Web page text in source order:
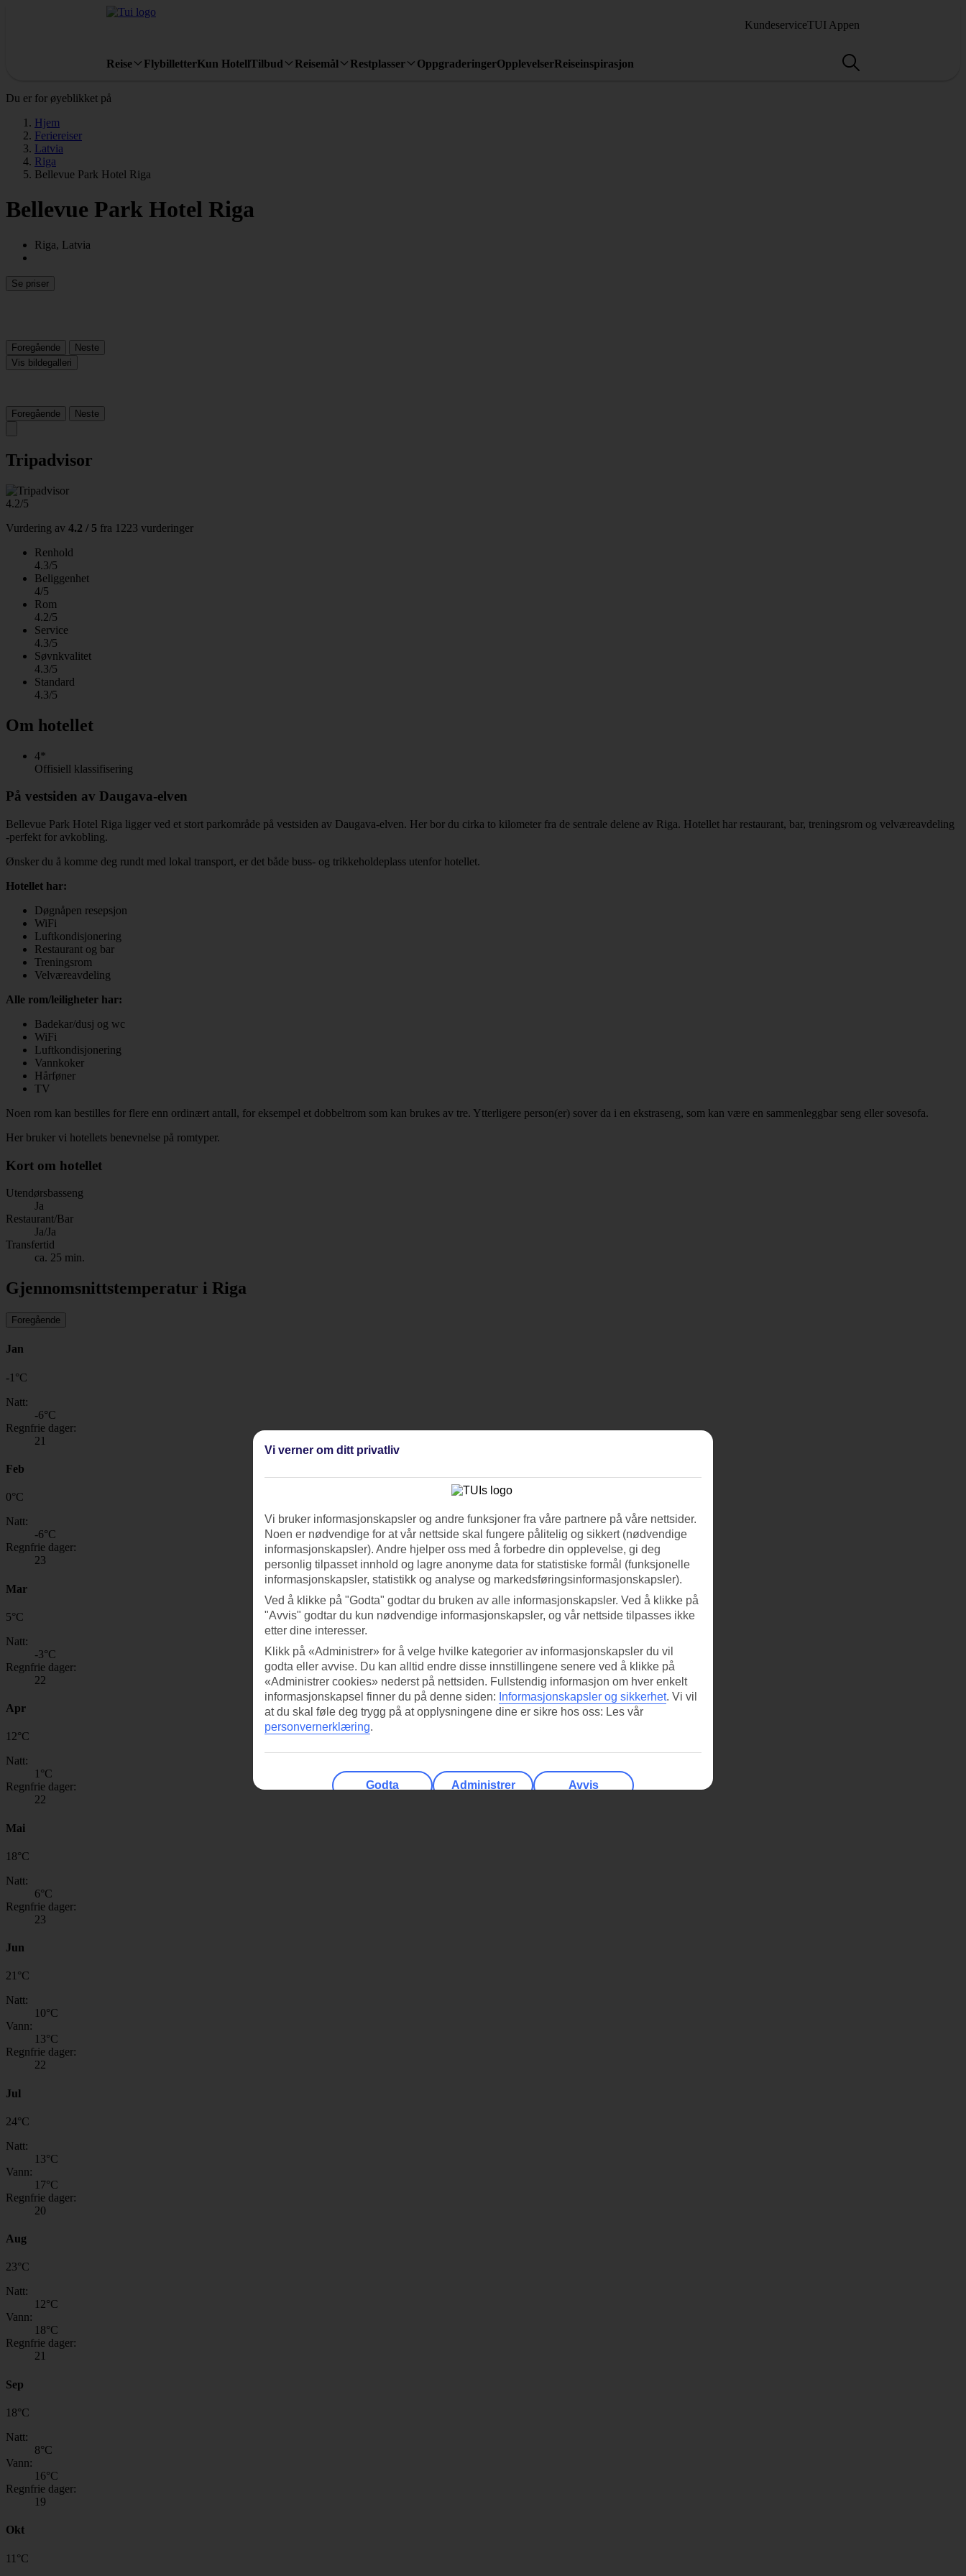
KundeserviceTUI Appen
Reise FlybilletterKun HotellTilbud Reisemål Restplasser OppgraderingerOpplevelserReiseinspirasjon
Du er for øyeblikket på
Hjem
Feriereiser
Latvia
Riga
Bellevue Park Hotel Riga
Bellevue Park Hotel Riga
Riga, Latvia
Se priser
Foregående
Neste
Vis bildegalleri
Foregående Neste
Tripadvisor
4.2/5
Vurdering av 4.2 / 5 fra 1223 vurderinger
Renhold
4.3/5
Beliggenhet
4/5
Rom
4.2/5
Service
4.3/5
Søvnkvalitet
4.3/5
Standard
4.3/5
Om hotellet
4*
Offisiell klassifisering
På vestsiden av Daugava-elven
Bellevue Park Hotel Riga ligger ved et stort parkområde på vestsiden av Daugava-elven. Her bor du cirka to kilometer fra de sentrale delene av Riga. Hotellet har restaurant, bar, treningsrom og velværeavdeling
-perfekt for avkobling.
Ønsker du å komme deg rundt med lokal transport, er det både buss- og trikkeholdeplass utenfor hotellet.
Hotellet har:
Døgnåpen resepsjon
WiFi
Luftkondisjonering
Restaurant og bar
Treningsrom
Velværeavdeling
Alle rom/leiligheter har:
Badekar/dusj og wc
WiFi
Luftkondisjonering
Vannkoker
Hårføner
TV
Noen rom kan bestilles for flere enn ordinært antall, for eksempel et dobbeltrom som kan brukes av tre. Ytterligere person(er) sover da i en ekstraseng, som kan være en sammenleggbar seng eller sovesofa.
Her bruker vi hotellets benevnelse på romtyper.
Kort om hotellet
Utendørsbasseng
Ja
Restaurant/Bar
Ja/Ja
Transfertid
ca. 25 min.
Gjennomsnittstemperatur i Riga
Foregående
Jan
-1 °C
Natt:
-6°C
Regnfrie dager:
21
Feb
0°C
Natt:
-6°C
Regnfrie dager:
23
Mar
5°C
Natt:
-3°C
Regnfrie dager:
22
Apr
12°C
Natt:
1 °C
Regnfrie dager:
22
Mai
18°C
Natt:
6°C
Regnfrie dager:
23
Jun
21 °C
Natt:
10°C
Vann:
13°C
Regnfrie dager:
22
Jul
24°C
Natt:
13°C
Vann:
17°C
Regnfrie dager:
20
Aug
23°C
Natt:
12°C
Vann:
18°C
Regnfrie dager:
21
Sep
18°C
Natt:
8°C
Vann:
16°C
Regnfrie dager:
19
Okt
11 °C
Vi verner om ditt privatliv
Vi bruker informasjonskapsler og andre funksjoner fra våre partnere på våre nettsider.
Noen er nødvendige for at vår nettside skal fungere pålitelig og sikkert (nødvendige
informasjonskapsler). Andre hjelper oss med å forbedre din opplevelse, gi deg
personlig tilpasset innhold og lagre anonyme data for statistiske formål (funksjonelle
informasjonskapsler, statistikk og analyse og markedsføringsinformasjonskapsler).
Ved å klikke på "Godta" godtar du bruken av alle informasjonskapsler. Ved å klikke på
"Avvis" godtar du kun nødvendige informasjonskapsler, og vår nettside tilpasses ikke
etter dine interesser.
Klikk på «Administrer» for å velge hvilke kategorier av informasjonskapsler du vil
godta eller avvise. Du kan alltid endre disse innstillingene senere ved å klikke på
«Administrer cookies» nederst på nettsiden. Fullstendig informasjon om hver enkelt
informasjonskapsel finner du på denne siden: Informasjonskapsler og sikkerhet. Vi vil
at du skal føle deg trygg på at opplysningene dine er sikre hos oss: Les vår
personvernerklæring.
Godta Administrer Avvis